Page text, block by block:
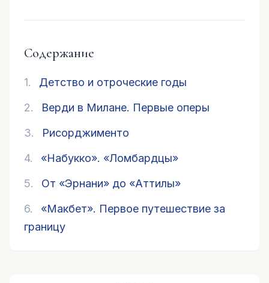
Содержание
1.
Детство и отроческие годы
2.
Верди в Милане. Первые оперы
3.
Рисорджименто
4.
«Набукко». «Ломбардцы»
5.
От «Эрнани» до «Аттилы»
6.
«Макбет». Первое путешествие за
границу